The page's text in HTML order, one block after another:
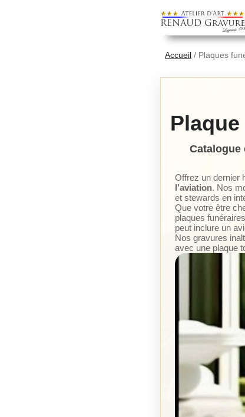
Accueil / Plaques
Catalogue
Offrez un dernier
l’aviation. Nos
et stewards en
Que votre être
plaques
peut inclure un
Nos gravures
avec une plaque